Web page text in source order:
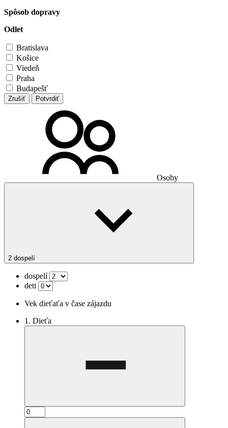
Spôsob dopravy
Odlet
Bratislava
Košice
Viedeň
Praha
Budapešť
Zrušiť Potvrdiť
Osoby
2 dospelí
dospelí
deti
Vek dieťaťa v čase zájazdu
1. Dieťa